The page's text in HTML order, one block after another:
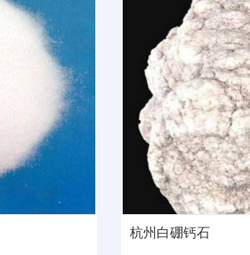
杭州白硼钙石